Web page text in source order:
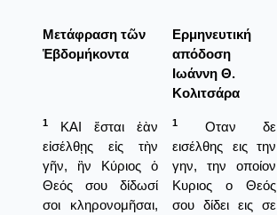
Μετάφραση τῶν
Ἑβδομήκοντα
Ερμηνευτική
απόδοση
Ιωάννη Θ.
Κολιτσάρα
1
ΚΑΙ ἔσται ἐὰν
εἰσέλθῃς εἰς τὴν
γῆν, ἣν Κύριος ὁ
Θεός σου δίδωσί
σοι κληρονομῆσαι,
1
Οταν δε
εισέλθης εις την
γην, την οποίον
Κυριος ο Θεός
σου δίδει εις σε